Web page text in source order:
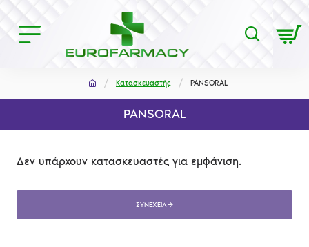
Κατασκευαστής PANSORAL
PANSORAL
Δεν υπάρχουν κατασκευαστές για εμφάνιση.
ΣΥΝΈΧΕΙΑ